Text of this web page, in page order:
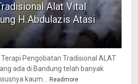
Alat Vital
H.Abdulazis Atasi
Pengobatan Tradisional ALAT
ada di Bandung telah banyak
kaum...
Readmore